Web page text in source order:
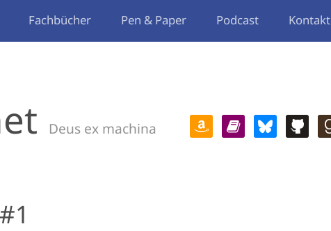
Fachbücher Pen & Paper Podcast Kontakt
Deus ex machina